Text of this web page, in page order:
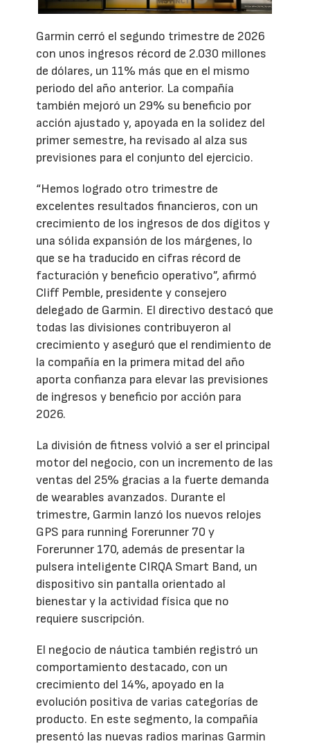
Garmin cerró el segundo trimestre de 2026
con unos ingresos récord de 2.030 millones
de dólares, un 11% más que en el mismo
periodo del año anterior. La compañía
también mejoró un 29% su beneficio por
acción ajustado y, apoyada en la solidez del
primer semestre, ha revisado al alza sus
previsiones para el conjunto del ejercicio.
“Hemos logrado otro trimestre de
excelentes resultados financieros, con un
crecimiento de los ingresos de dos dígitos y
una sólida expansión de los márgenes, lo
que se ha traducido en cifras récord de
facturación y beneficio operativo”, afirmó
Cliff Pemble, presidente y consejero
delegado de Garmin. El directivo destacó que
todas las divisiones contribuyeron al
crecimiento y aseguró que el rendimiento de
la compañía en la primera mitad del año
aporta confianza para elevar las previsiones
de ingresos y beneficio por acción para
2026.
La división de fitness volvió a ser el principal
motor del negocio, con un incremento de las
ventas del 25% gracias a la fuerte demanda
de wearables avanzados. Durante el
trimestre, Garmin lanzó los nuevos relojes
GPS para running Forerunner 70 y
Forerunner 170, además de presentar la
pulsera inteligente CIRQA Smart Band, un
dispositivo sin pantalla orientado al
bienestar y la actividad física que no
requiere suscripción.
El negocio de náutica también registró un
comportamiento destacado, con un
crecimiento del 14%, apoyado en la
evolución positiva de varias categorías de
producto. En este segmento, la compañía
presentó las nuevas radios marinas Garmin